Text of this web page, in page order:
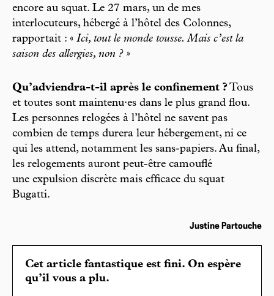
encore au squat. Le 27 mars, un de mes
interlocuteurs, hébergé à l’hôtel des Colonnes,
rapportait : « Ici, tout le monde tousse. Mais c’est la
saison des allergies, non ? »
Qu’adviendra-t-il après le confinement ? Tous
et toutes sont maintenu·es dans le plus grand flou.
Les personnes relogées à l’hôtel ne savent pas
combien de temps durera leur hébergement, ni ce
qui les attend, notamment les sans-papiers. Au final,
les relogements auront peut-être camouflé
une expulsion discrète mais efficace du squat
Bugatti.
Justine Partouche
Cet article fantastique est fini. On espère
qu’il vous a plu.